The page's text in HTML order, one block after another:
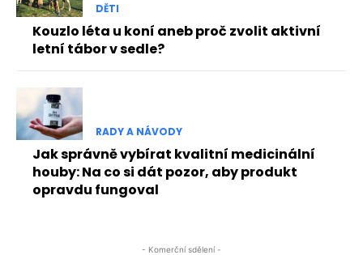
DĚTI
Kouzlo léta u koní aneb proč zvolit aktivní
letní tábor v sedle?
RADY A NÁVODY
Jak správně vybírat kvalitní medicinální
houby: Na co si dát pozor, aby produkt
opravdu fungoval
- Komerční sdělení -